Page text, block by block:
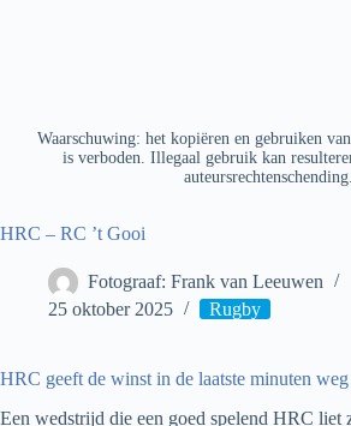
Waarschuwing: het kopiëren en gebruiken
is verboden. Illegaal gebruik kan
auteursrechtenschending.
HRC – RC ’t Gooi
Fotograaf: Frank van Leeuwen
25 oktober 2025
Rugby
HRC geeft de winst in de laatste minuten weg
Een wedstrijd die een goed spelend HRC liet